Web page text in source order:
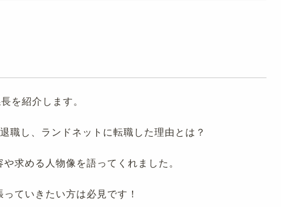
を紹介します。
職し、ランドネットに転職した理由とは？
求める人物像を語ってくれました。
ていきたい方は必見です！